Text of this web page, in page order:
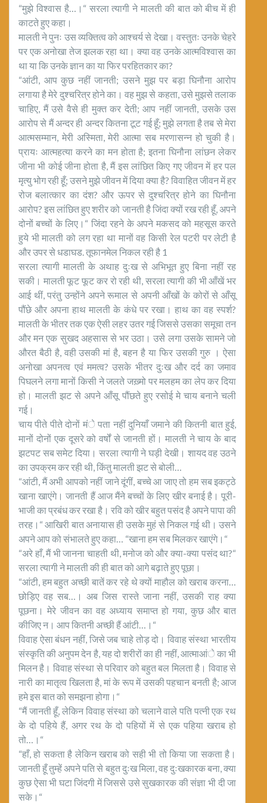
“मुझे विश्वास है…।“ सरला त्यागी ने मालती की बात को बीच में ही
काटते हुए कहा।
मालती ने पुनः उस व्यक्तित्व को आश्चर्य से देखा। वस्तुतः उनके चेहरे
पर एक अनोखा तेज झलक रहा था। क्या वह उनके आत्मविश्वास का
था या कि उनके ज्ञान का या फिर परहितकार का?
“आंटी, आप कुछ नहीं जानती; उसने मुझ पर बड़ा घिनौना आरोप
लगाया है मेरे दुश्चरित्र होने का। वह मुझ से कहता, उसे मुझसे तलाक
चाहिए, मैं उसे वैसे ही मुक्त कर देती; आप नहीं जानती, उसके उस
आरोप से मैं अन्दर ही अन्दर कितना टूट गई हूँ; मुझे लगता है तब से मेरा
आत्मसम्मान, मेरी अस्मिता, मेरी आत्मा सब मरणासन्न हो चुकी है।
प्रायः आत्महत्या करने का मन होता है; इतना घिनौना लांछन लेकर
जीना भी कोई जीना होता है, मैं इस लांछित किए गए जीवन में हर पल
मृत्यु भोग रही हूँ; उसने मुझे जीवन में दिया क्या है? विवाहित जीवन में हर
रोज बलात्कार का दंश? और ऊपर से दुश्चरित्र होने का घिनौना
आरोप? इस लांछित हुए शरीर को जानती है जिंदा क्यों रख रही हूँ, अपने
दोनों बच्चों के लिए।“ जिंदा रहने के अपने मकसद को महसूस करते
हुये भी मालती को लग रहा था मानों वह किसी रेल पटरी पर लेटी है
और उपर से धडाघड. तूफानमेल निकल रही है 1
सरला त्यागी मालती के अथाह दुःख से अभिभूत हुए बिना नहीं रह
सकी। मालती फूट फूट कर रो रही थी, सरला त्यागी की भी आँखें भर
आई थीं, परंतु उन्होंने अपने रूमाल से अपनी आँखों के कोरों से आँसू
पौंछे और अपना हाथ मालती के कंधे पर रखा। हाथ का वह स्पर्श?
मालती के भीतर तक एक ऐसी लहर उतर गई जिससे उसका समूचा तन
और मन एक सुखद अहसास से भर उठा। उसे लगा उसके सामने जो
औरत बैठी है, वही उसकी मां है, बहन है या फिर उसकी गुरु । ऐसा
अनोखा अपनत्व एवं ममत्व? उसके भीतर दुःख और दर्द का जमाव
पिघलने लगा मानों किसी ने जलते जख़्मो पर मलहम का लेप कर दिया
हो। मालती झट से अपने आँसू पौंछते हुए रसोई मे चाय बनाने चली
गई।
चाय पीते पीते दोनों मंे पता नहीं दुनियाँ जमाने की कितनी बात हुई,
मानों दोनों एक दूसरे को वर्षों से जानती हों। मालती ने चाय के बाद
झटपट सब समेट दिया। सरला त्यागी ने घड़ी देखी। शायद वह उठने
का उपक्रम कर रही थी, किंतु मालती झट से बोली…
“आंटी, मैं अभी आपको नहीं जाने दूंगीं, बच्चे आ जाए तो हम सब इकट्ठे
खाना खाएंगे। जानती हैं आज मैंने बच्चों के लिए खीर बनाई है। पूरी-
भाजी का प्रबंध कर रखा है। रवि को खीर बहुत पसंद है अपने पापा की
तरह।“ आखिरी बात अनायास ही उसके मुहं से निकल गई थी। उसने
अपने आप को संभालते हुए कहा… “खाना हम सब मिलकर खाएंगे।“
“अरे हाँ, मैं भी जानना चाहती थी, मनोज को और क्या-क्या पसंद था?“
सरला त्यागी ने मालती की ही बात को आगे बढ़ाते हुए पूछा।
“आंटी, हम बहुत अच्छी बातें कर रहे थे क्यों माहौल को खराब करना…
छोड़िए वह सब…। अब जिस रास्ते जाना नहीं, उसकी राह क्या
पूछना। मेरे जीवन का वह अध्याय समाप्त हो गया, कुछ और बात
कीजिए न। आप कितनी अच्छी हैं आंटी…।“
विवाह ऐसा बंधन नहीं, जिसे जब चाहे तोड़ दो। विवाह संस्था भारतीय
संस्कृति की अनुपम देन है, यह दो शरीरों का ही नहीं, आत्माआंे का भी
मिलन है। विवाह संस्था से परिवार को बहुत बल मिलता है। विवाह से
नारी का मातृत्व खिलता है, मां के रूप में उसकी पहचान बनती है; आज
हमे इस बात को समझना होगा।“
“मैं जानती हूँ, लेकिन विवाह संस्था को चलाने वाले पति पत्नी एक रथ
के दो पहिये हैं, अगर रथ के दो पहियों में से एक पहिया खराब हो
तो…।“
“हाँ, हो सकता है लेकिन खराब को सही भी तो किया जा सकता है।
जानती हूँ तुम्हें अपने पति से बहुत दुःख मिला, वह दुःखकारक बना, क्या
कुछ ऐसा भी घटा जिंदगी में जिससे उसे सुखकारक की संज्ञा भी दी जा
सके।“